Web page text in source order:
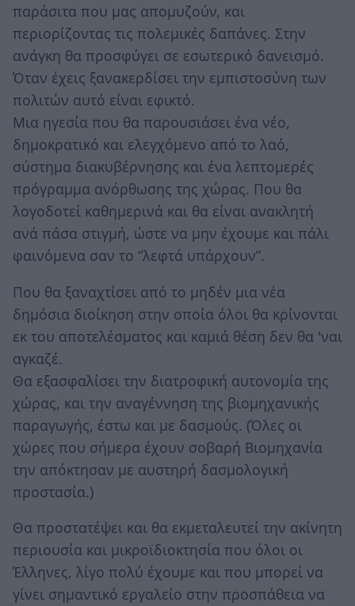
παράσιτα που μας απομυζούν, και
περιορίζοντας τις πολεμικές δαπάνες. Στην
ανάγκη θα προσφύγει σε εσωτερικό δανεισμό.
Όταν έχεις ξανακερδίσει την εμπιστοσύνη των
πολιτών αυτό είναι εφικτό.
Μια ηγεσία που θα παρουσιάσει ένα νέο,
δημοκρατικό και ελεγχόμενο από το λαό,
σύστημα διακυβέρνησης και ένα λεπτομερές
πρόγραμμα ανόρθωσης της χώρας. Που θα
λογοδοτεί καθημερινά και θα είναι ανακλητή
ανά πάσα στιγμή, ώστε να μην έχουμε και πάλι
φαινόμενα σαν το “λεφτά υπάρχουν”.
Που θα ξαναχτίσει από το μηδέν μια νέα
δημόσια διοίκηση στην οποία όλοι θα κρίνονται
εκ του αποτελέσματος και καμιά θέση δεν θα 'ναι
αγκαζέ.
Θα εξασφαλίσει την διατροφική αυτονομία της
χώρας, και την αναγέννηση της βιομηχανικής
παραγωγής, έστω και με δασμούς. (Όλες οι
χώρες που σήμερα έχουν σοβαρή Βιομηχανία
την απόκτησαν με αυστηρή δασμολογική
προστασία.)
Θα προστατέψει και θα εκμεταλευτεί την ακίνητη
περιουσία και μικροϊδιοκτησία που όλοι οι
Έλληνες, λίγο πολύ έχουμε και που μπορεί να
γίνει σημαντικό εργαλείο στην προσπάθεια να